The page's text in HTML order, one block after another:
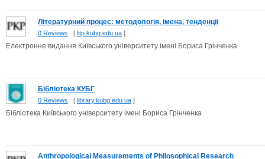
Літературний процес: методологія, імена, тенденції
0 Reviews [ litp.kubg.edu.ua ]
Електронне видання Київського університету імені Бориса Грінченка
Бібліотека КУБГ
0 Reviews [ library.kubg.edu.ua ]
Бібліотека Київського університету імені Бориса Грінченка
Anthropological Measurements of Philosophical Research